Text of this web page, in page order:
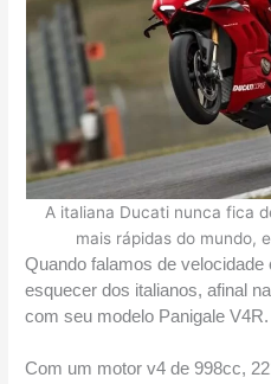
A italiana Ducati nunca fica
mais rápidas do mundo,
Quando falamos de velocidade
esquecer dos italianos, afinal
com seu modelo Panigale V4R.
Com um motor v4 de 998cc,